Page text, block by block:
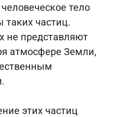
тело
частиц.
не представляют
атмосфере Земли,
этих частиц